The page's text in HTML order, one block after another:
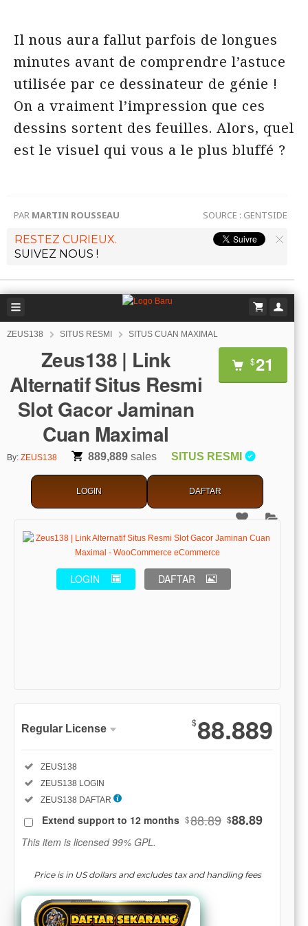
Il nous aura fallut parfois de longues
minutes avant de comprendre l’astuce
utilisée par ce dessinateur de génie !
On a vraiment l’impression que ces
dessins sortent des feuilles. Alors, quel
est le visuel qui vous a le plus bluffé ?
SOURCE : GENTSIDE
PAR MARTIN ROUSSEAU
RESTEZ CURIEUX.
SUIVEZ NOUS !
ZEUS138 SITUS RESMI SITUS CUAN MAXIMAL
Zeus138 | Link
Alternatif Situs Resmi
Slot Gacor Jaminan
Cuan Maximal
$21
By: ZEUS138 889,889 sales SITUS RESMI
LOGIN DAFTAR
LOGIN DAFTAR
Show More
Regular License
Regular
License
SELECTED
$ 88
Use, by
you or
a single
end
product
$88.889
Included:
ZEUS138
Included:
ZEUS138 LOGIN
Included:
ZEUS138 DAFTAR
Extend support to 12 months $88.89 $88.89
This item is licensed 99% GPL.
Price is in US dollars and excludes tax and handling fees